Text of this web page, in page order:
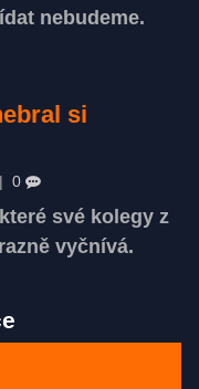
nebudeme.
si
0
své kolegy z
vyčnívá.